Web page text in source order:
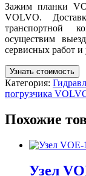
Зажим планки
VOLVO.
транспортной
осуществим
сервисных работ и
Узнать стоимость
Категория:
погрузчика
Похожие
Узел